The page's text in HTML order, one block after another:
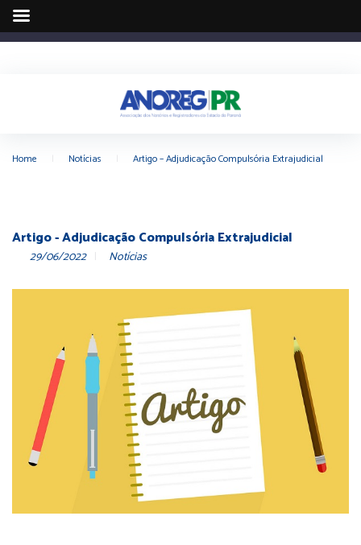
Home Notícias Artigo – Adjudicação Compulsória Extrajudicial
Artigo - Adjudicação Compulsória Extrajudicial
29/06/2022 Notícias